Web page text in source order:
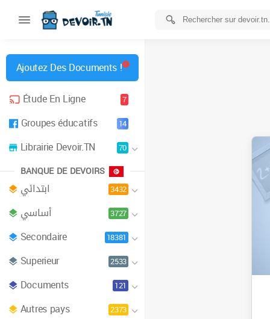
Ajoutez Des Documents !
Étude En Ligne
7
Groupes éducatifs 14
Librairie Devoir.TN 70
BANQUE DE DEVOIRS
ابتدائي 3432
أساسي 3727
Secondaire 18381
Superieur 2533
Documents 121
Autres pays 2373